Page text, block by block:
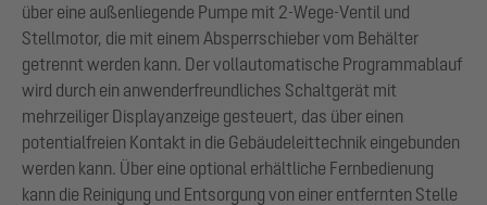
über eine außenliegende Pumpe mit 2-Wege-Ventil und
Stellmotor, die mit einem Absperrschieber vom Behälter
getrennt werden kann. Der vollautomatische Programmablauf
wird durch ein anwenderfreundliches Schaltgerät mit
mehrzeiliger Displayanzeige gesteuert, das über einen
potentialfreien Kontakt in die Gebäudeleittechnik eingebunden
werden kann. Über eine optional erhältliche Fernbedienung
kann die Reinigung und Entsorgung von einer entfernten Stelle